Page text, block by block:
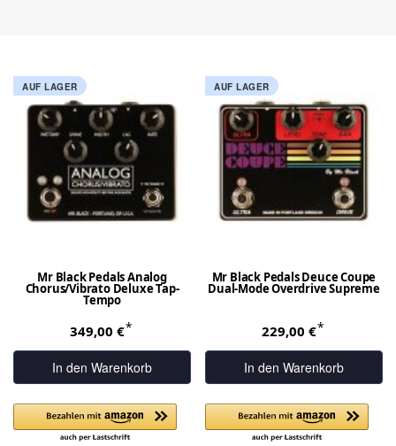
AUF LAGER
Mr Black Pedals Analog
Chorus/Vibrato Deluxe Tap-
Tempo
349,00 €*
In den Warenkorb
AUF LAGER
Mr Black Pedals Deuce Coupe
Dual-Mode Overdrive Supreme
229,00 €*
In den Warenkorb